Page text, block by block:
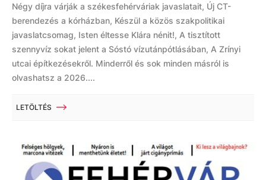
Négy díjra várják a székesfehérváriak javaslatait, Új CT-
berendezés a kórházban, Készül a közös szakpolitikai
javaslatcsomag, Isten éltesse Klára nénit!, A tisztított
szennyvíz sokat jelent a Sóstó vízutánpótlásában, A Zrínyi
utcai építkezésekről. Minderről és sok minden másról is
olvashatsz a 2026....
LETÖLTÉS